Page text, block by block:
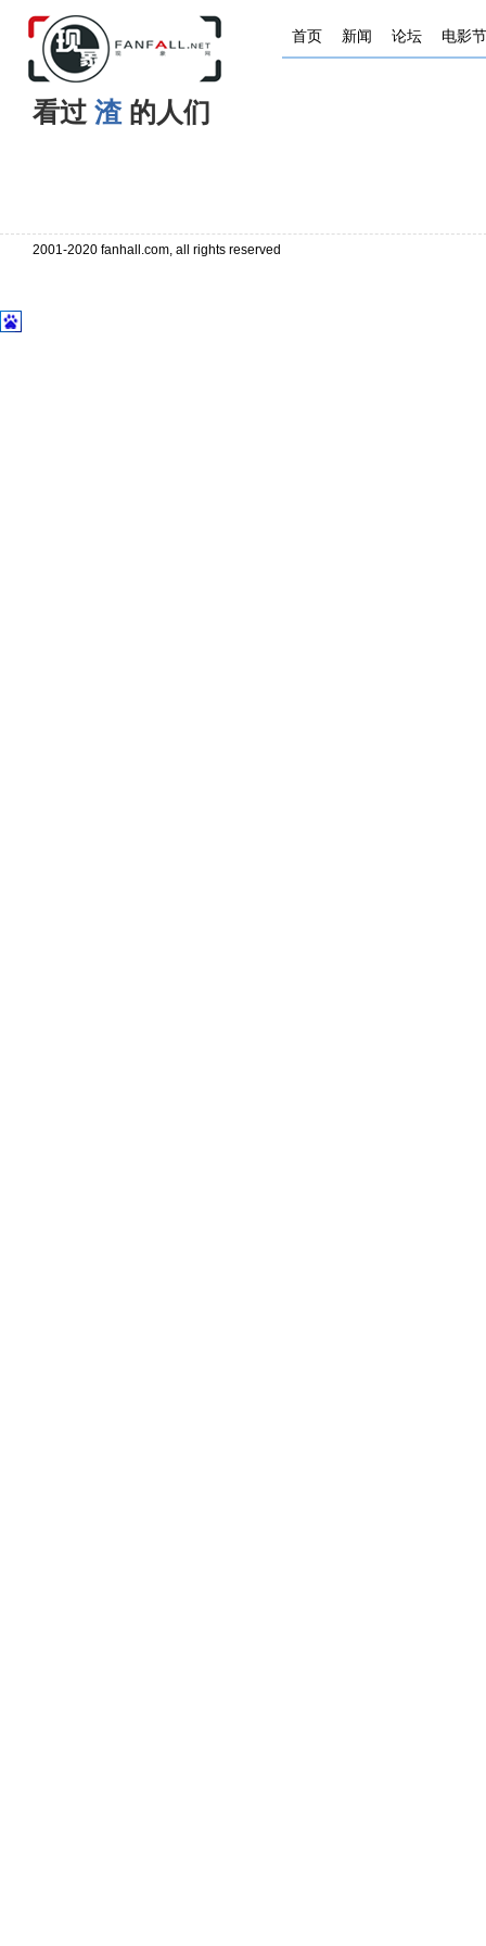
首页 新闻 论坛 电影节
看过 渣的人们
2001-2020 fanhall.com, all rights reserved